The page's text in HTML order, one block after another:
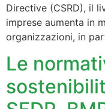
Directive (CSRD), il
imprese aumenta in
organizzazioni, in
Le